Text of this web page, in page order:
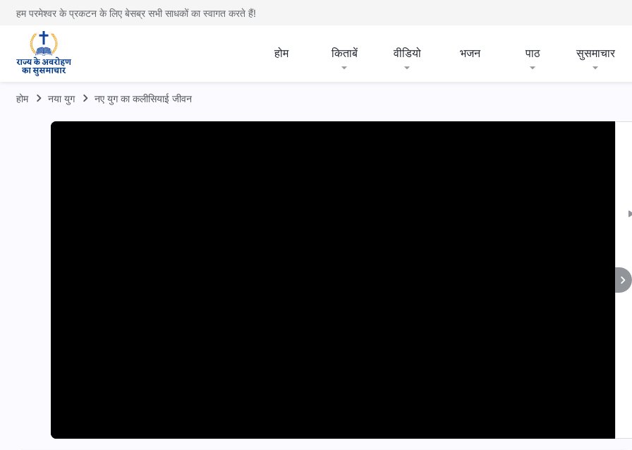
हम परमेश्वर के प्रकटन के लिए बेसब्र सभी साधकों का स्वागत करते हैं!
होम किताबें वीडियो भजन पाठ सुसमाचार
होम नया युग नए युग का कलीसियाई जीवन